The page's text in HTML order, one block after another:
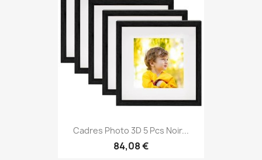
Cadres Photo 3D 5 Pcs Noir...
84,08 €